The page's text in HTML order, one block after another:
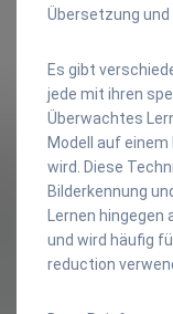
Übersetzung
Es gibt
jede mit ihren
Überwachtes
Modell auf
wird. Diese
Bilderkennung
Lernen
und wird häufig
reduction